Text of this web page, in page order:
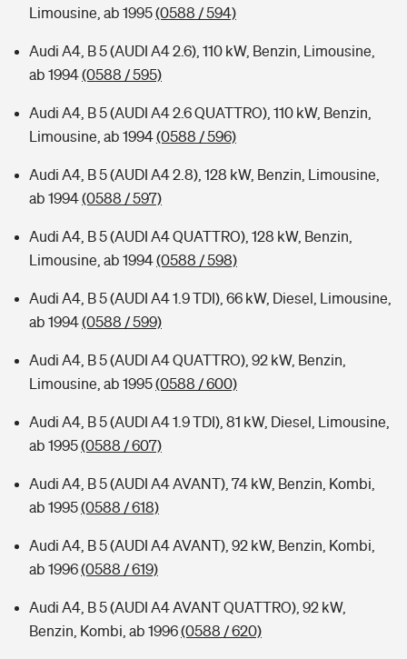
Kinderunfall-Check: Mehr Sicherheit für deine Kids
Typklassen: So ist Ihr Auto eingestuft
Limousine, ab 1995(0588 / 594)
Audi A4, B 5 (AUDI A4 2.6), 110 kW, Benzin, Limousine,
ab 1994(0588 / 595)
Audi A4, B 5 (AUDI A4 2.6 QUATTRO), 110 kW, Benzin,
Limousine, ab 1994(0588 / 596)
Audi A4, B 5 (AUDI A4 2.8), 128 kW, Benzin, Limousine,
ab 1994(0588 / 597)
Audi A4, B 5 (AUDI A4 QUATTRO), 128 kW, Benzin,
Limousine, ab 1994(0588 / 598)
Audi A4, B 5 (AUDI A4 1.9 TDI), 66 kW, Diesel, Limousine,
ab 1994(0588 / 599)
Audi A4, B 5 (AUDI A4 QUATTRO), 92 kW, Benzin,
Limousine, ab 1995(0588 / 600)
Audi A4, B 5 (AUDI A4 1.9 TDI), 81 kW, Diesel, Limousine,
ab 1995(0588 / 607)
Audi A4, B 5 (AUDI A4 AVANT), 74 kW, Benzin, Kombi,
ab 1995(0588 / 618)
Audi A4, B 5 (AUDI A4 AVANT), 92 kW, Benzin, Kombi,
ab 1996(0588 / 619)
Audi A4, B 5 (AUDI A4 AVANT QUATTRO), 92 kW,
Benzin, Kombi, ab 1996(0588 / 620)